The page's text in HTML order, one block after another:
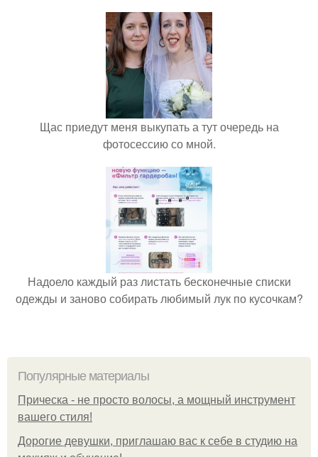
Щас приедут меня выкупать а тут очередь на
фотосессию со мной.
Надоело каждый раз листать бесконечные списки
одежды и заново собирать любимый лук по кусочкам?
Популярные материалы
Прическа - не просто волосы, а мощный инструмент
вашего стиля!
Дорогие девушки, приглашаю вас к себе в студию на